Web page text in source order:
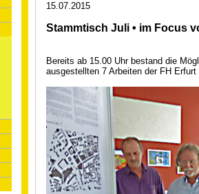
15.07.2015
Stammtisch Juli • im Focus
Bereits ab 15.00 Uhr bestand die
ausgestellten 7 Arbeiten der FH